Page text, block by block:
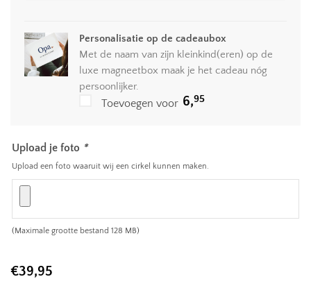
Personalisatie op de cadeaubox
Met de naam van zijn kleinkind(eren) op de
luxe magneetbox maak je het cadeau nóg
persoonlijker.
Toevoegen voor 6,95
Upload je foto *
Upload een foto waaruit wij een cirkel kunnen maken.
(Maximale grootte bestand 128 MB)
€39,95